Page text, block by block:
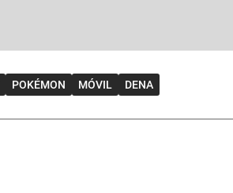
POKÉMON MÓVIL DENA